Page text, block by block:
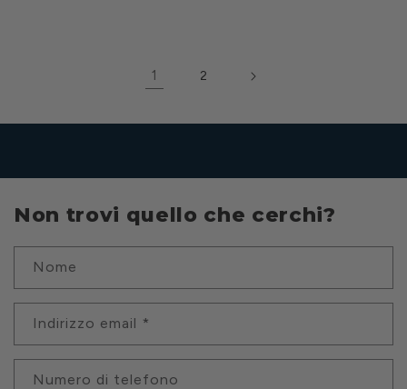
1 2
Non trovi quello che cerchi?
Nome
Indirizzo email *
Numero di telefono